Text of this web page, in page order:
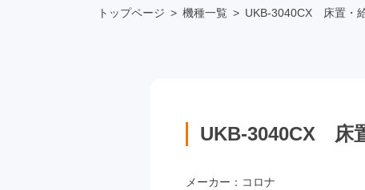
トップページ > 機種一覧 > UKB-3040CX 床置・
UKB-3040CX 床
メーカー：コロナ